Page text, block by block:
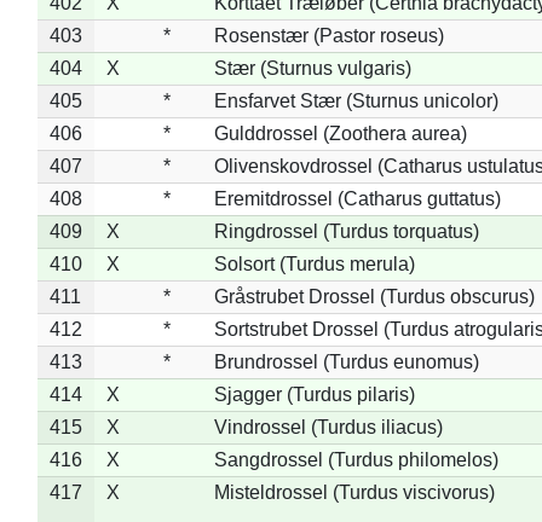
403
*
Rosenstær (Pastor roseus)
404
X
Stær (Sturnus vulgaris)
405
*
Ensfarvet Stær (Sturnus unicolor)
406
*
Gulddrossel (Zoothera aurea)
407
*
Olivenskovdrossel (Catharus
408
*
Eremitdrossel (Catharus guttatus)
409
X
Ringdrossel (Turdus torquatus)
410
X
Solsort (Turdus merula)
411
*
Gråstrubet Drossel (Turdus obscurus)
412
*
Sortstrubet Drossel (Turdus
413
*
Brundrossel (Turdus eunomus)
414
X
Sjagger (Turdus pilaris)
415
X
Vindrossel (Turdus iliacus)
416
X
Sangdrossel (Turdus philomelos)
417
X Misteldrossel (Turdus viscivorus)